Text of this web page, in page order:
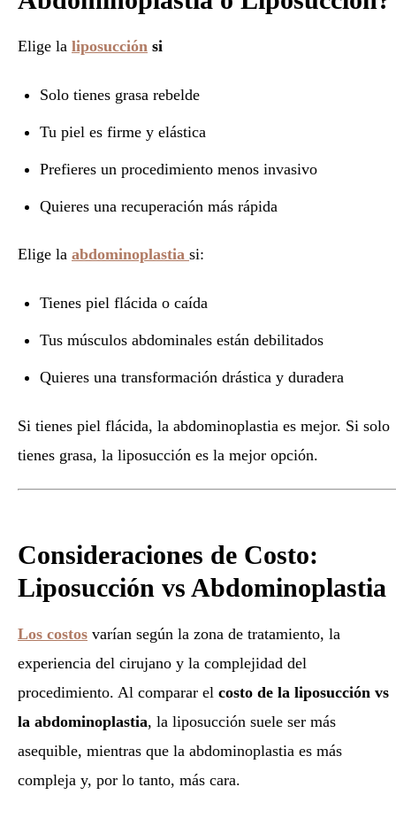
Elige la liposucción si
Solo tienes grasa rebelde
Tu piel es firme y elástica
Prefieres un procedimiento menos invasivo
Quieres una recuperación más rápida
Elige la abdominoplastia si:
Tienes piel flácida o caída
Tus músculos abdominales están debilitados
Quieres una transformación drástica y duradera
Si tienes piel flácida, la abdominoplastia es mejor. Si solo
tienes grasa, la liposucción es la mejor opción.
Consideraciones de Costo:
Liposucción vs Abdominoplastia
Los costos varían según la zona de tratamiento, la
experiencia del cirujano y la complejidad del
procedimiento. Al comparar el costo de la liposucción vs
la abdominoplastia, la liposucción suele ser más
asequible, mientras que la abdominoplastia es más
compleja y, por lo tanto, más cara.